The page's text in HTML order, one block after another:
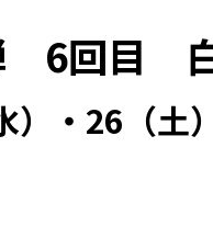
6回目
・26（土）